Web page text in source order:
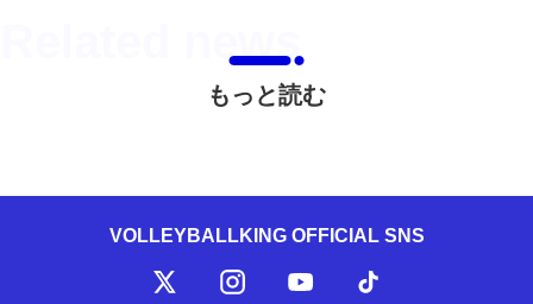
もっと読む
VOLLEYBALLKING OFFICIAL SNS